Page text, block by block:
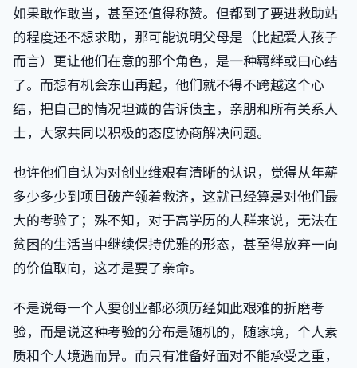
如果敢作敢当，甚至还值得称赞。但都到了要进救助站
的程度还不想求助，那可能说明父母是（比起爱人孩子
而言）更让他们在意的那个角色，是一种羁绊或曰心结
了。而想有机会东山再起，他们就不得不跨越这个心
结，把自己的情况坦诚的告诉债主，亲朋和所有关系人
士，大家共同以积极的态度协商解决问题。
也许他们自认为对创业维艰有清晰的认识，觉得从年薪
多少多少到项目破产领着救济，这就已经算是对他们最
大的考验了；殊不知，对于高学历的人群来说，无法在
贫困的生活当中继续保持优雅的形态，甚至得放弃一向
的价值取向，这才是要了亲命。
不是说每一个人要创业都必须历经如此艰难的折磨考
验，而是说这种考验的分布是随机的，随家境，个人素
质和个人境遇而异。而只有准备好面对不能承受之重，